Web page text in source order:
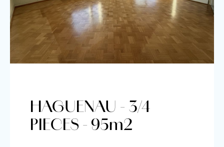
HAGUENAU - 3/4
PIECES - 95m2